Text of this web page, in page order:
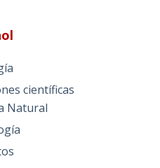
científicas
Natural